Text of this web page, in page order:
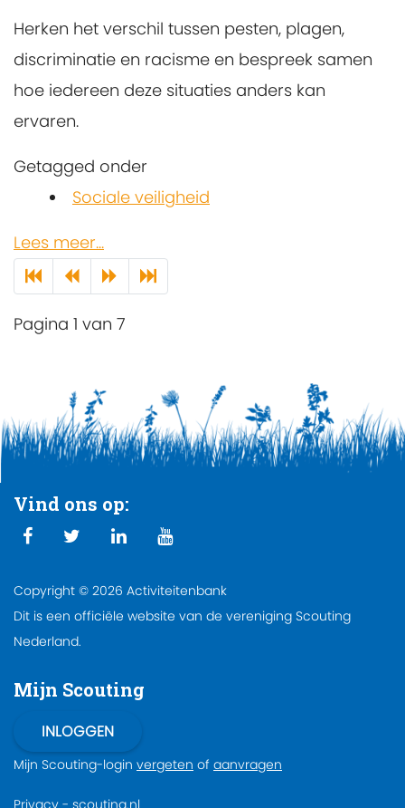
Herken het verschil tussen pesten, plagen,
discriminatie en racisme en bespreek samen
hoe iedereen deze situaties anders kan
ervaren.
Getagged onder
Sociale veiligheid
Lees meer...
Pagina 1 van 7
Vind ons op:
Copyright © 2026 Activiteitenbank
Dit is een officiële website van de vereniging Scouting
Nederland.
Mijn Scouting
Mijn Scouting-login vergeten of aanvragen
Privacy - scouting.nl